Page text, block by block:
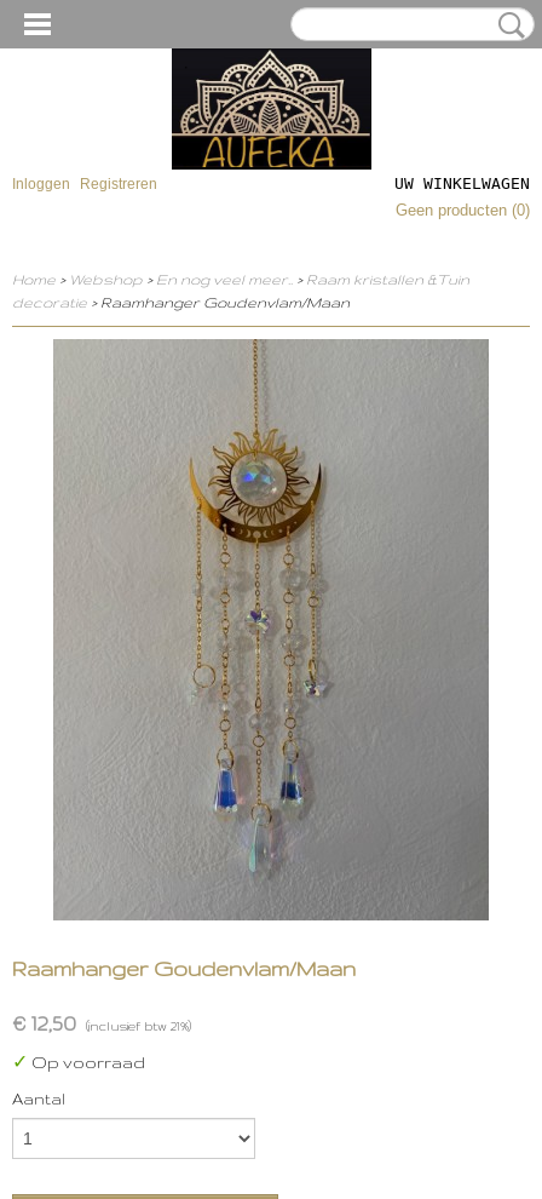
Inloggen Registreren
UW WINKELWAGEN
Geen producten (0)
Home > Webshop > En nog veel meer.. > Raam kristallen &Tuin
decoratie > Raamhanger Goudenvlam/Maan
Raamhanger Goudenvlam/Maan
€ 12,50 (inclusief btw 21%)
✓ Op voorraad
Aantal